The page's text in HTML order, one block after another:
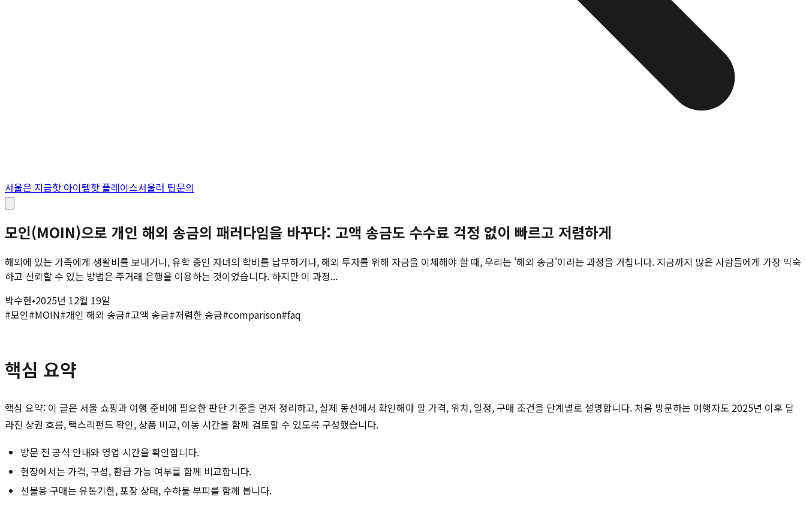
서울은 지금핫 아이템핫 플레이스서울러 팁문의
모인(MOIN)으로 개인 해외 송금의 패러다임을 바꾸다: 고액 송금도 수수료 걱정 없이 빠르고 저렴하게
해외에 있는 가족에게 생활비를 보내거나, 유학 중인 자녀의 학비를 납부하거나, 해외 투자를 위해 자금을 이체해야 할 때, 우리는 '해외 송금'이라는 과정을 거칩니다. 지금까지 많은 사람들에게 가장 익숙
하고 신뢰할 수 있는 방법은 주거래 은행을 이용하는 것이었습니다. 하지만 이 과정...
박수현•2025년 12월 19일
#모인#MOIN#개인 해외 송금#고액 송금#저렴한 송금#comparison#faq
핵심 요약
핵심 요약: 이 글은 서울 쇼핑과 여행 준비에 필요한 판단 기준을 먼저 정리하고, 실제 동선에서 확인해야 할 가격, 위치, 일정, 구매 조건을 단계별로 설명합니다. 처음 방문하는 여행자도 2025년 이후 달
라진 상권 흐름, 택스리펀드 확인, 상품 비교, 이동 시간을 함께 검토할 수 있도록 구성했습니다.
방문 전 공식 안내와 영업 시간을 확인합니다.
현장에서는 가격, 구성, 환급 가능 여부를 함께 비교합니다.
선물용 구매는 유통기한, 포장 상태, 수하물 부피를 함께 봅니다.